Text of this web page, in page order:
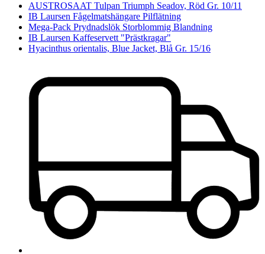
AUSTROSAAT Tulpan Triumph Seadov, Röd Gr. 10/11
IB Laursen Fågelmatshängare Pilflätning
Mega-Pack Prydnadslök Storblommig Blandning
IB Laursen Kaffeservett "Prästkragar"
Hyacinthus orientalis, Blue Jacket, Blå Gr. 15/16